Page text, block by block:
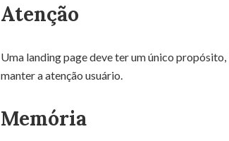
Atenção
Uma landing page deve ter um único
manter a atenção usuário.
Memória